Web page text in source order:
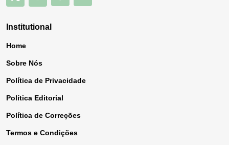
Institutional
Home
Sobre Nós
Política de Privacidade
Política Editorial
Política de Correções
Termos e Condições